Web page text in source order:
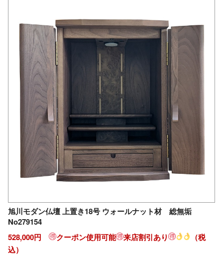
旭川モダン仏壇 上置き18号 ウォールナット材 総無垢
No279154
528,000円
クーポン使用可能 来店割引あり
（税
込）